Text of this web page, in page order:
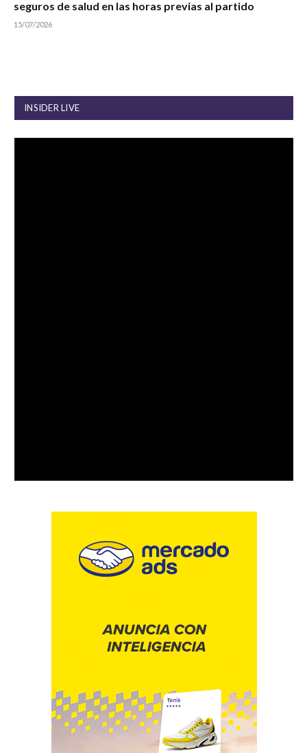
seguros de salud en las horas previas al partido
15/07/2026
INSIDER LIVE